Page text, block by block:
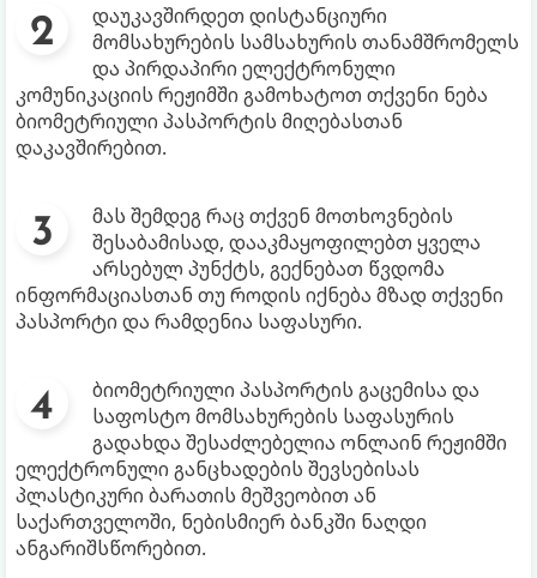
დაუკავშირდეთ დისტანციური
მომსახურების სამსახურის თანამშრომელს
და პირდაპირი ელექტრონული
კომუნიკაციის რეჟიმში გამოხატოთ თქვენი ნება
ბიომეტრიული პასპორტის მიღებასთან
დაკავშირებით.
მას შემდეგ რაც თქვენ მოთხოვნების
შესაბამისად, დააკმაყოფილებთ ყველა
არსებულ პუნქტს, გექნებათ წვდომა
ინფორმაციასთან თუ როდის იქნება მზად თქვენი
პასპორტი და რამდენია საფასური.
ბიომეტრიული პასპორტის გაცემისა და
საფოსტო მომსახურების საფასურის
გადახდა შესაძლებელია ონლაინ რეჟიმში
ელექტრონული განცხადების შევსებისას
პლასტიკური ბარათის მეშვეობით ან
საქართველოში, ნებისმიერ ბანკში ნაღდი
ანგარიშსწორებით.